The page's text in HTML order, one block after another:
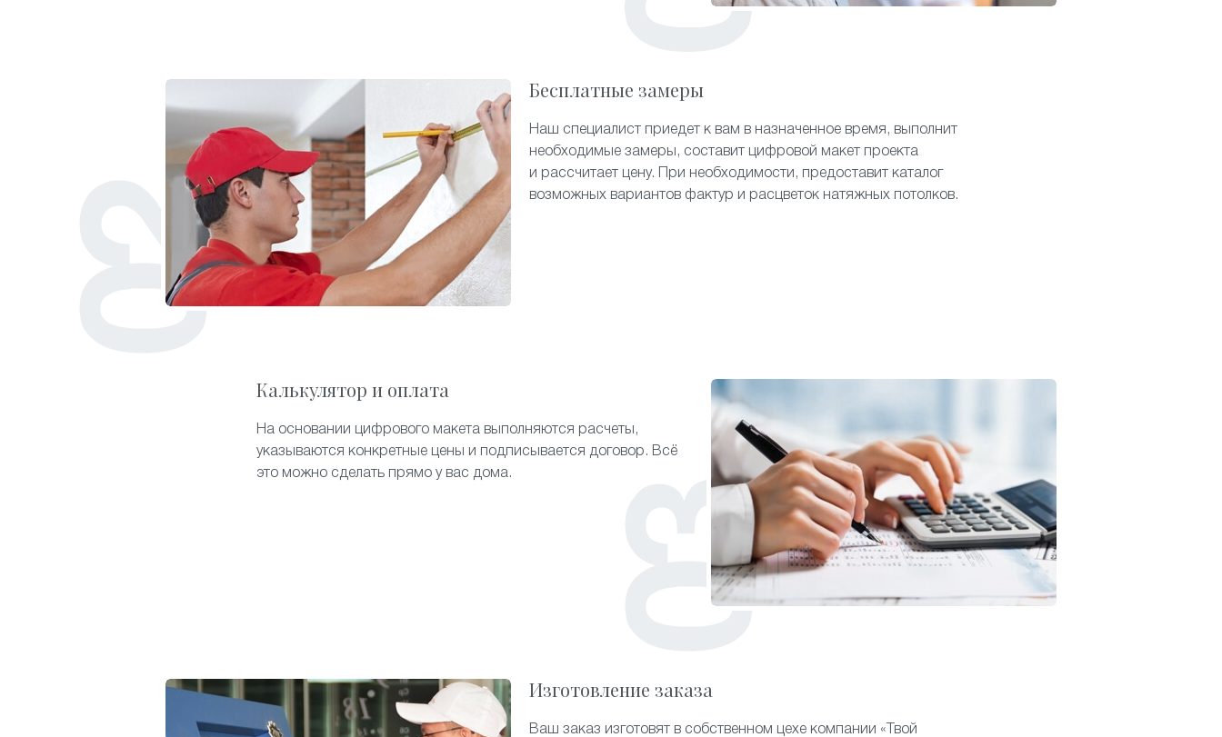
Бесплатные замеры
Наш специалист приедет к вам в назначенное время, выполнит
необходимые замеры, составит цифровой макет проекта
и рассчитает цену. При необходимости, предоставит каталог
возможных вариантов фактур и расцветок натяжных потолков.
Калькулятор и оплата
На основании цифрового макета выполняются расчеты,
указываются конкретные цены и подписывается договор. Всё
это можно сделать прямо у вас дома.
Изготовление заказа
Ваш заказ изготовят в собственном цехе компании «Твой